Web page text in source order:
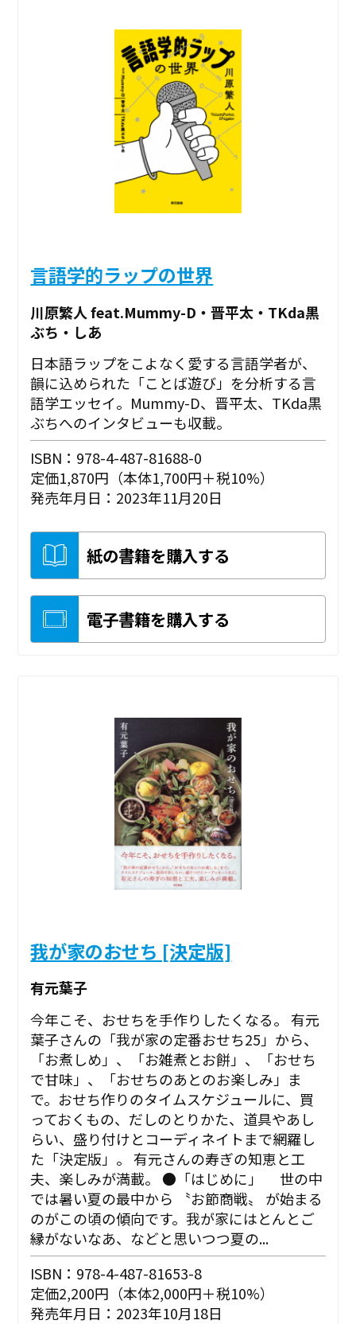
言語学的ラップの世界
川原繁人 feat.Mummy-D・晋平太・TKda黒
ぶち・しあ
日本語ラップをこよなく愛する言語学者が、
韻に込められた「ことば遊び」を分析する言
語学エッセイ。Mummy-D、晋平太、TKda黒
ぶちへのインタビューも収載。
ISBN：978-4-487-81688-0
定価1,870円（本体1,700円＋税10%）
発売年月日：2023年11月20日
紙の書籍を購入する
電子書籍を購入する
我が家のおせち [決定版]
有元葉子
今年こそ、おせちを手作りしたくなる。 有元
葉子さんの「我が家の定番おせち25」から、
「お煮しめ」、「お雑煮とお餅」、「おせち
で甘味」、「おせちのあとのお楽しみ」ま
で。おせち作りのタイムスケジュールに、買
っておくもの、だしのとりかた、道具やあし
らい、盛り付けとコーディネイトまで網羅し
た「決定版」。 有元さんの寿ぎの知恵と工
夫、楽しみが満載。 ●「はじめに」 世の中
では暑い夏の最中から 〝お節商戦〟 が始まる
のがこの頃の傾向です。我が家にはとんとご
縁がないなあ、などと思いつつ夏の...
ISBN：978-4-487-81653-8
定価2,200円（本体2,000円＋税10%）
発売年月日：2023年10月18日